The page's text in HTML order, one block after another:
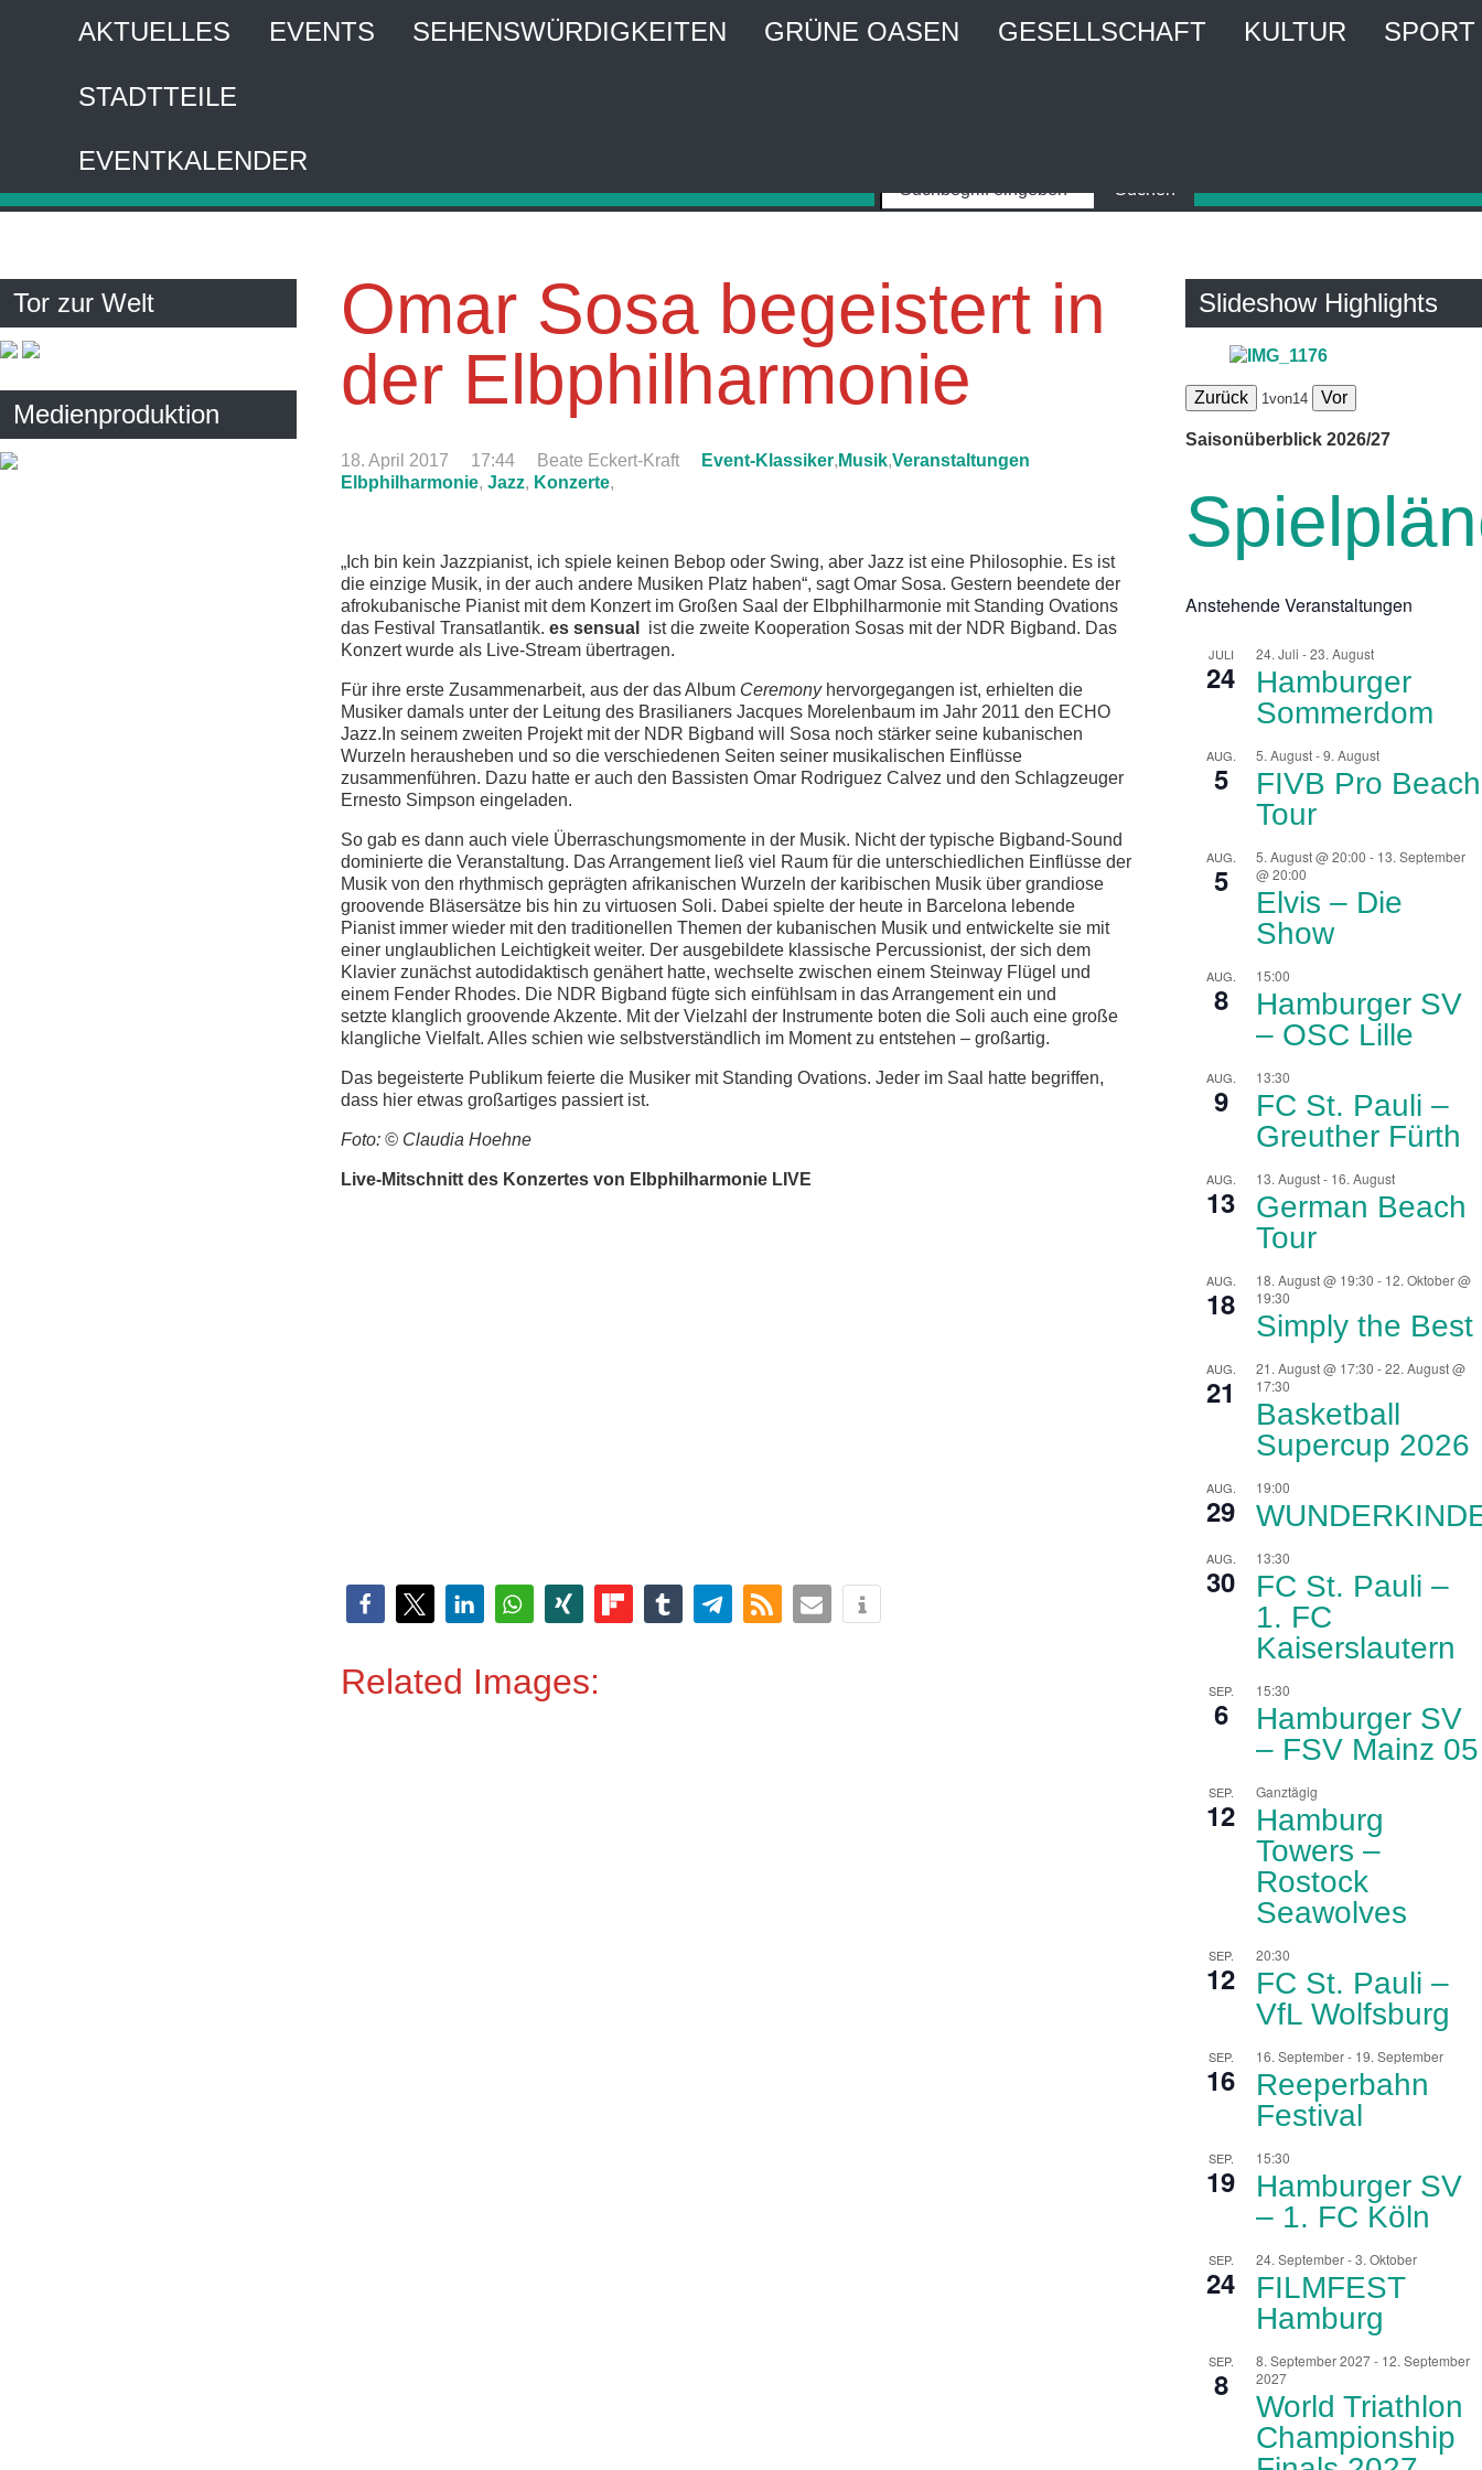
AKTUELLES EVENTS SEHENSWÜRDIGKEITEN GRÜNE OASEN GESELLSCHAFT KULTUR SPORT
STADTTEILE
EVENTKALENDER
Omar Sosa begeistert in
der Elbphilharmonie
18. April 2017 17:44 Beate Eckert-Kraft Event-Klassiker, Musik,Veranstaltungen
Elbphilharmonie, Jazz, Konzerte,
„Ich bin kein Jazzpianist, ich spiele keinen Bebop oder Swing, aber Jazz ist eine Philosophie. Es ist
die einzige Musik, in der auch andere Musiken Platz haben“, sagt Omar Sosa. Gestern beendete der
afrokubanische Pianist mit dem Konzert im Großen Saal der Elbphilharmonie mit Standing Ovations
das Festival Transatlantik. es sensual
ist die zweite Kooperation Sosas mit der NDR Bigband. Das
Konzert wurde als Live-Stream übertragen.
Für ihre erste Zusammenarbeit, aus der das Album Ceremonyhervorgegangen ist, erhielten die
Musiker damals unter der Leitung des Brasilianers Jacques Morelenbaum im Jahr 2011 den ECHO
Jazz.In seinem zweiten Projekt mit der NDR Bigband will Sosa noch stärker seine kubanischen
Wurzeln herausheben und so die verschiedenen Seiten seiner musikalischen Einflüsse
zusammenführen. Dazu hatte er auch den Bassisten Omar Rodriguez Calvez und den Schlagzeuger
Ernesto Simpson eingeladen.
So gab es dann auch viele Überraschungsmomente in der Musik. Nicht der typische Bigband-Sound
dominierte die Veranstaltung. Das Arrangement ließ viel Raum für die unterschiedlichen Einflüsse der
Musik von den rhythmisch geprägten afrikanischen Wurzeln der karibischen Musik über grandiose
groovende Bläsersätze bis hin zu virtuosen Soli. Dabei spielte der heute in Barcelona lebende
Pianist immer wieder mit den traditionellen Themen der kubanischen Musik und entwickelte sie mit
einer unglaublichen Leichtigkeit weiter. Der ausgebildete klassische Percussionist, der sich dem
Klavier zunächst autodidaktisch genähert hatte, wechselte zwischen einem Steinway Flügel und
einem Fender Rhodes. Die NDR Bigband fügte sich einfühlsam in das Arrangement ein und
setzte klanglich groovende Akzente. Mit der Vielzahl der Instrumente boten die Soli auch eine große
klangliche Vielfalt. Alles schien wie selbstverständlich im Moment zu entstehen – großartig.
Das begeisterte Publikum feierte die Musiker mit Standing Ovations. Jeder im Saal hatte begriffen,
dass hier etwas großartiges passiert ist.
Foto: © Claudia Hoehne
Live-Mitschnitt des Konzertes von Elbphilharmonie LIVE
Related Images:
Tor zur Welt
Medienproduktion
Slideshow Highlights
Zurück 1von14 Vor
Saisonüberblick 2026/27
Anstehende Veranstaltungen
JULI
24
24. Juli -23. August
Hamburger
Sommerdom
AUG.
5
5. August-9. August
FIVB Pro Beach
Tour
AUG.
5
5. August @ 20:00 - 13. September
@ 20:00
Elvis – Die
Show
AUG.
8
15:00
Hamburger SV
– OSC Lille
AUG.
9
13:30
FC St. Pauli –
Greuther Fürth
AUG.
13
13. August- 16. August
German Beach
Tour
AUG.
18
18. August @ 19:30 - 12. Oktober @
19:30
Simply the Best
AUG.
21
21. August @ 17:30 -22. August @
17:30
Basketball
Supercup 2026
AUG.
29
19:00
AUG.
30
13:30
FC St. Pauli –
1. FC
Kaiserslautern
SEP.
6
15:30
Hamburger SV
– FSV Mainz 05
SEP.
12
Ganztägig
Hamburg
Towers –
Rostock
Seawolves
SEP.
12
20:30
FC St. Pauli –
VfL Wolfsburg
SEP.
16
16. September- 19. September
Reeperbahn
Festival
SEP.
19
15:30
Hamburger SV
– 1. FC Köln
SEP.
24
24. September-3. Oktober
FILMFEST
Hamburg
SEP.
8
8. September 2027- 12. September
2027
World Triathlon
Championship